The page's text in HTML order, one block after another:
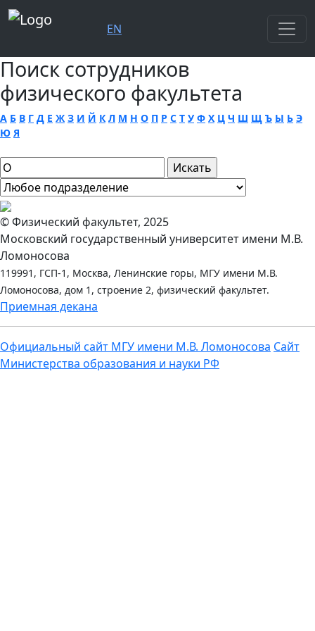
EN
Поиск сотрудников
физического факультета
А Б В Г Д Е Ж З И Й К Л М Н О П Р С Т У Ф Х Ц Ч Ш Щ Ъ Ы Ь Э
Ю Я
© Физический факультет, 2025
Московский государственный университет имени М.В.
Ломоносова
119991, ГСП-1, Москва, Ленинские горы, МГУ имени М.В.
Ломоносова, дом 1, строение 2, физический факультет.
Приемная декана
Официальный сайт МГУ имени М.В. Ломоносова Сайт
Министерства образования и науки РФ